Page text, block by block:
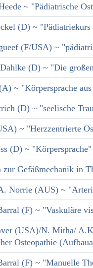
~ "Pädiatrische
(D) ~ "Pädiatriekurs
(F/USA) ~
(D) ~ "Die
~ "Körpersprache
(D) ~ "seelische
~ "Herzzentrierte
(D) ~ "Körpersprache"
zur Gefäßmechanik in
Norrie (AUS) ~
(F) ~ "Vaskuläre
(USA)/N. Mitha/
Osteopathie
(F) ~ "Manuelle